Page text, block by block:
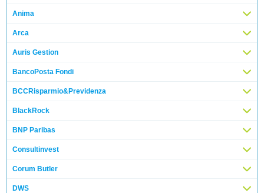
Anima
Arca
Auris Gestion
BancoPosta Fondi
BCCRisparmio&Previdenza
BlackRock
BNP Paribas
Consultinvest
Corum Butler
DWS